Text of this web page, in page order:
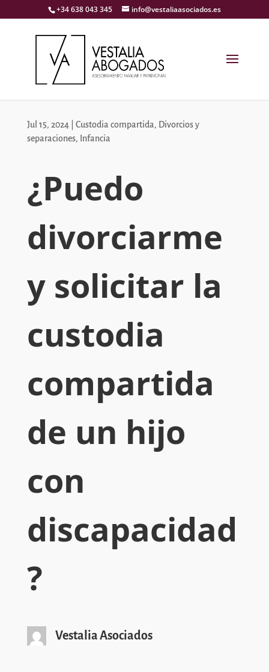
+34 638 043 345 info@vestaliaasociados.es
Jul 15, 2024| Custodia compartida, Divorcios y
separaciones, Infancia
¿Puedo
divorciarme
y solicitar la
custodia
compartida
de un hijo
con
discapacidad
?
Vestalia Asociados